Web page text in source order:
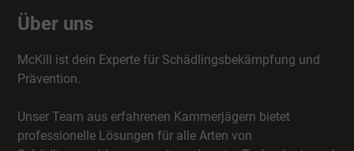
Über uns
McKill ist dein Experte für Schädlingsbekämpfung und
Prävention.
Unser Team aus erfahrenen Kammerjägern bietet
professionelle Lösungen für alle Arten von